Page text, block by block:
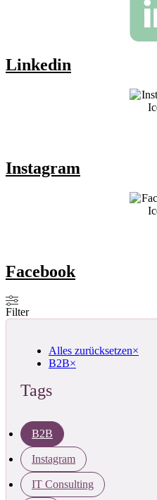
Linkedin
Instagram
Facebook
Filter
Alles zurücksetzen×
B2B×
Tags
B2B
Instagram
IT Consulting